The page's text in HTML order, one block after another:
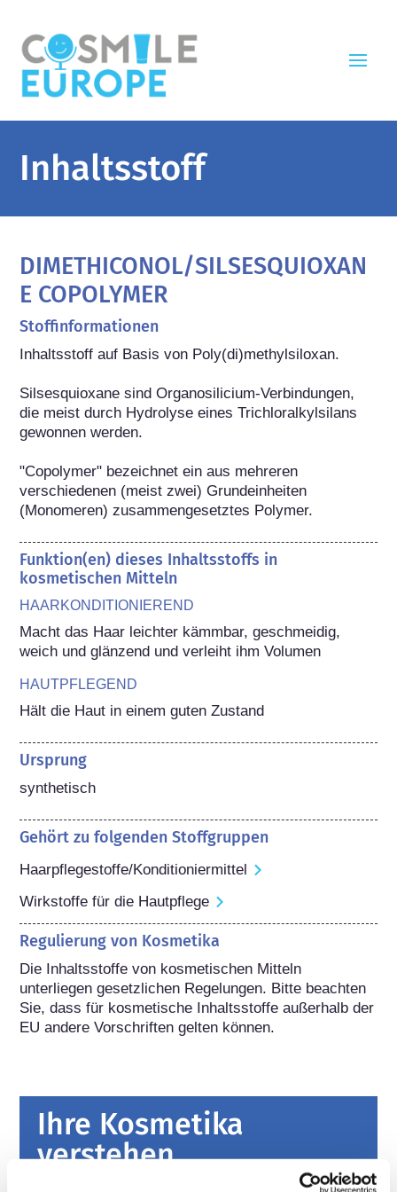
Inhaltsstoff
DIMETHICONOL/SILSESQUIOXAN
E COPOLYMER
Stoffinformationen
Inhaltsstoff auf Basis von Poly(di)methylsiloxan.
Silsesquioxane sind Organosilicium-Verbindungen,
die meist durch Hydrolyse eines Trichloralkylsilans
gewonnen werden.
"Copolymer" bezeichnet ein aus mehreren
verschiedenen (meist zwei) Grundeinheiten
(Monomeren) zusammengesetztes Polymer.
Funktion(en) dieses Inhaltsstoffs in
kosmetischen Mitteln
HAARKONDITIONIEREND
Macht das Haar leichter kämmbar, geschmeidig,
weich und glänzend und verleiht ihm Volumen
HAUTPFLEGEND
Hält die Haut in einem guten Zustand
Ursprung
synthetisch
Gehört zu folgenden Stoffgruppen
Haarpflegestoffe/Konditioniermittel
Wirkstoffe für die Hautpflege
Regulierung von Kosmetika
Die Inhaltsstoffe von kosmetischen Mitteln
unterliegen gesetzlichen Regelungen. Bitte beachten
Sie, dass für kosmetische Inhaltsstoffe außerhalb der
EU andere Vorschriften gelten können.
Ihre Kosmetika
verstehen